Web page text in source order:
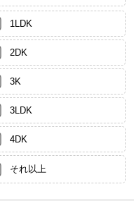
1LDK
2DK
3K
3LDK
4DK
それ以上